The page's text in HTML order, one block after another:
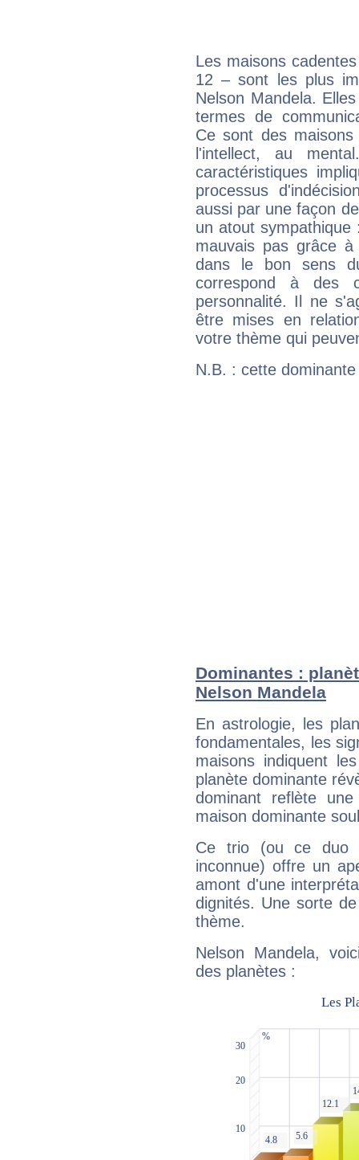
Les maisons
12 – sont les plus
Nelson Mandela.
termes de
Ce sont des
l'intellect, au
caractéristiques
processus
aussi par une façon
un atout
mauvais pas grâce
dans le bon sens
correspond à des
personnalité. Il ne
être mises en
votre thème qui
N.B. : cette
Dominantes :
Nelson Mandela
En astrologie, les
fondamentales, les
maisons indiquent
planète dominante
dominant reflète
maison dominante
Ce trio (ou ce duo
inconnue) offre un
amont d'une
dignités. Une sorte
thème.
Nelson Mandela,
des planètes :